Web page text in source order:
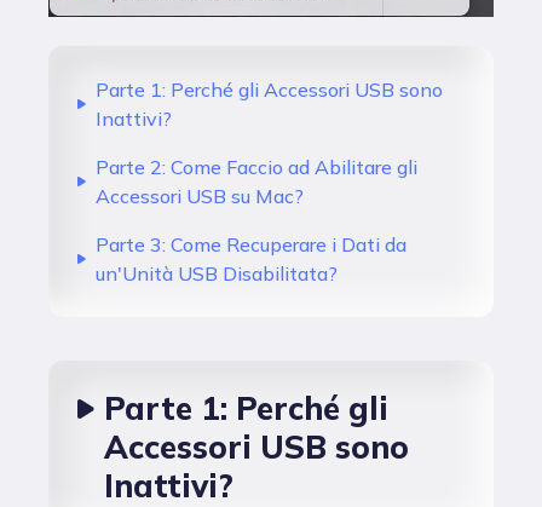
Parte 1: Perché gli Accessori USB sono
Inattivi?
Parte 2: Come Faccio ad Abilitare gli
Accessori USB su Mac?
Parte 3: Come Recuperare i Dati da
un'Unità USB Disabilitata?
Parte 1: Perché gli
Accessori USB sono
Inattivi?